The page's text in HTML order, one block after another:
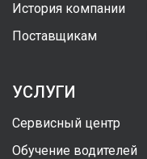
История компании
Поставщикам
УСЛУГИ
Сервисный центр
Обучение водителей